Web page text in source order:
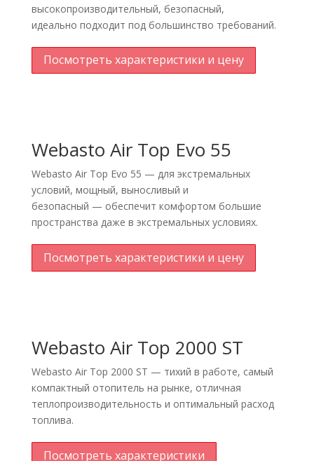
высокопроизводительный, безопасный,
идеально подходит под большинство требований.
Посмотреть характеристики и цену
Webasto Air Top Evo 55
Webasto Air Top Evo 55 — для экстремальных
условий, мощный, выносливый и
безопасный — обеспечит комфортом большие
пространства даже в экстремальных условиях.
Посмотреть характеристики и цену
Webasto Air Top 2000 ST
Webasto Air Top 2000 ST — тихий в работе, самый
компактный отопитель на рынке, отличная
теплопроизводительность и оптимальный расход
топлива.
Посмотреть характеристики